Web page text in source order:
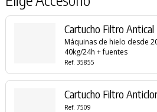
Cartucho Filtro Antical
Máquinas de hielo desde
40kg/24h + fuentes
Ref. 35855
Cartucho Filtro
Ref. 7509